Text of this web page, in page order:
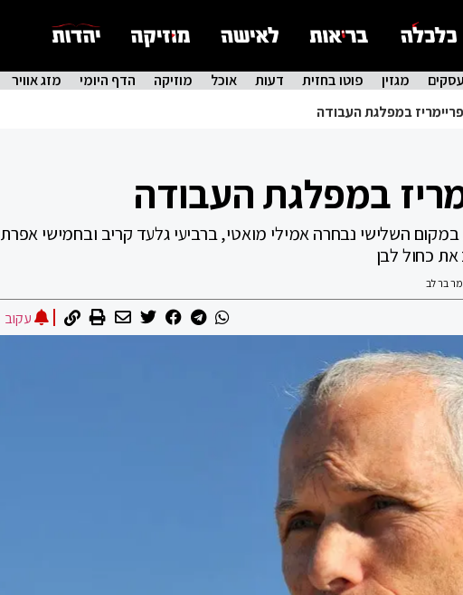
עסקים מגזין פוטו בחזית דעות אוכל מוזיקה הדף היומי מזג אוויר
במפלגת העבודה
במפלגת העבודה
השלישי נבחרה אמילי מואטי, ברביעי גלעד קריב ובחמישי אפרת
כחול לבן
בר לב
עקוב